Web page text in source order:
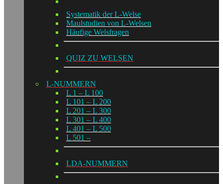
Systematik der L-Welse
Maulstudien von L-Welsen
Häufige Welsfragen
QUIZ ZU WELSEN
L-NUMMERN
L 1 – L 100
L 101 – L 200
L 201 – L 300
L 301 – L 400
L 401 – L 500
L 501 –
LDA-NUMMERN